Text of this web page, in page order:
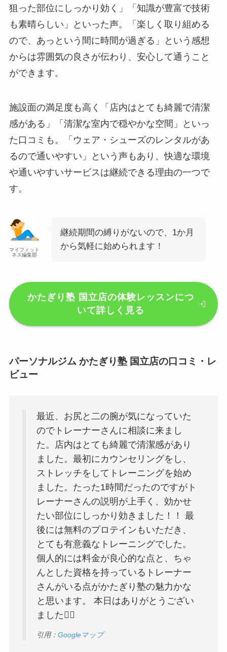
狙った部位にしっかり効く」「知識が豊富で技術
も素晴らしい」といった声。「楽しく取り組める
ので、あっという間に時間が過ぎる」という感想
からは雰囲気の良さが伝わり、安心して通うこと
ができます。
施設面の満足度も高く「店内はとても綺麗で清潔
感がある」「清潔な室内で穏やかな空間」といっ
た口コミも。「ウェア・シューズのレンタルがあ
るので通いやすい」という声もあり、快適な環境
や通いやすいサービスは継続できる理由の一つで
す。
マイフィット
ネス編集部
継続期間の縛りがないので、1か月
から気軽に始められます！
かたぎり塾 国立店の体験レッスンにつ
いて詳しく見る
パーソナルジム かたぎり塾 国立店の口コミ・レ
ビュー
最近、お尻と二の腕が気になっていた
のでトレーナーさんに相談に来まし
た。店内はとても綺麗で清潔感があり
ました。最初にカウンセリングをし、
ストレッチをしてトレーニングを始め
ました。たった1時間だったのですがト
レーナーさんの説明が上手く、効かせ
たい部位にしっかり効きました！！ 最
後には無料のプロテインもいただき、
とても有意義なトレーニングでした。
個人的には料金が良心的な点と、ちゃ
んとした資格を持っているトレーナー
さんがいる点がかたぎり塾の魅力かな
と思います。 本日はありがとうござい
ました👍🏻
引用： Googleマップ